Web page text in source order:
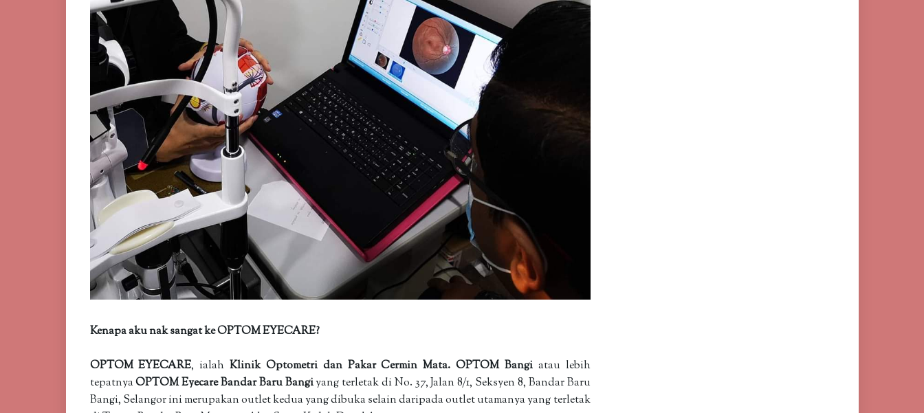
Kenapa aku nak sangat ke OPTOM EYECARE?
OPTOM EYECARE, ialahKlinik Optometri dan Pakar Cermin Mata. OPTOM Bangiatau lebih
tepatnyaOPTOM Eyecare Bandar Baru Bangiyang terletak di No. 37, Jalan 8/1, Seksyen 8, Bandar Baru
Bangi, Selangor ini merupakan outlet kedua yang dibuka selain daripada outlet utamanya yang terletak